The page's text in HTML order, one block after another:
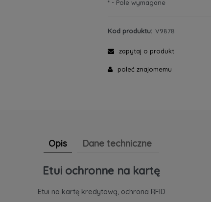
* - Pole wymagane
Kod produktu: V9878
zapytaj o produkt
poleć znajomemu
Opis Dane techniczne
Etui ochronne na kartę
Etui na kartę kredytową, ochrona RFID